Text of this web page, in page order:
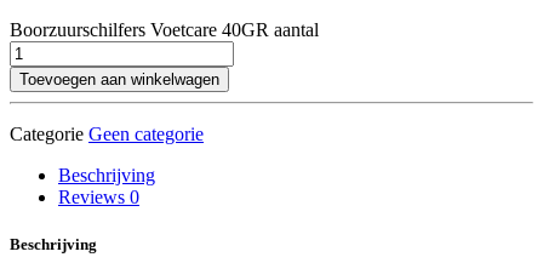
Boorzuurschilfers Voetcare 40GR aantal
Toevoegen aan winkelwagen
Categorie Geen categorie
Beschrijving
Reviews 0
Beschrijving